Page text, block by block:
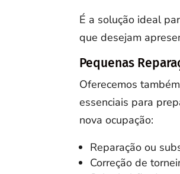
É a solução ideal
que desejam
Pequenas
Oferecemos também
essenciais para
nova ocupação:
Reparação ou
Correção de